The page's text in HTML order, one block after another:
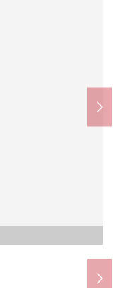
約430m)
病院(約850m)